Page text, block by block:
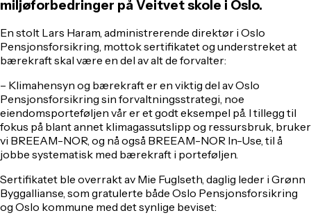
miljøforbedringer på Veitvet skole i Oslo.
En stolt Lars Haram, administrerende direktør i Oslo
Pensjonsforsikring, mottok sertifikatet og understreket at
bærekraft skal være en del av alt de forvalter:
– Klimahensyn og bærekraft er en viktig del av Oslo
Pensjonsforsikring sin forvaltningsstrategi, noe
eiendomsporteføljen vår er et godt eksempel på. I tillegg til
fokus på blant annet klimagassutslipp og ressursbruk, bruker
vi BREEAM-NOR, og nå også BREEAM-NOR In-Use, til å
jobbe systematisk med bærekraft i porteføljen.
Sertifikatet ble overrakt av Mie Fuglseth, daglig leder i Grønn
Byggallianse, som gratulerte både Oslo Pensjonsforsikring
og Oslo kommune med det synlige beviset: